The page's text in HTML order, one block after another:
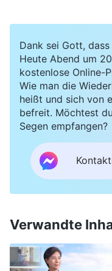
gewählt. Als ich
mich sehr und
Gelegenheiten
schnelle
hatte auch große
Mann mich immer
beschwert, wenn
Leiter haben mehr
das passiert,
harmonisches
meine Pflicht, auf
Dank sei Gott,
Heute Abend um
kostenlose Online-
Wie man die
heißt und sich von
befreit. Möchtest
Segen empfangen?
Verwandte